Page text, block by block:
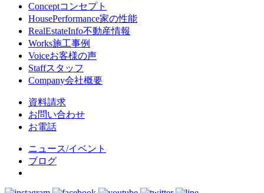
Conceptコンセプト
HousePerformance家の性能
RealEstateInfo不動産情報
Works施工事例
Voiceお客様の声
Staffスタッフ
Company会社概要
資料請求
お問い合わせ
お電話
ニュース/イベント
ブログ